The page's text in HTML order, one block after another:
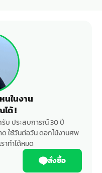
นในงาน
ได้ !
รับ ประสบการณ์ 30 ปี
ใช้วันต่อวัน ดอกไม้งานศพ
าทำได้หมด
สั่งซื้อ